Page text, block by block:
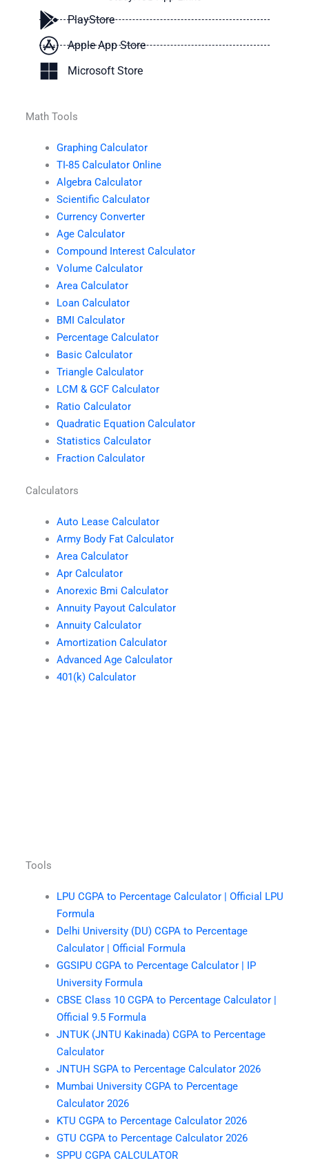
PlayStore
Apple App Store
Microsoft Store
Math Tools
Graphing Calculator
TI-85 Calculator Online
Algebra Calculator
Scientific Calculator
Currency Converter
Age Calculator
Compound Interest Calculator
Volume Calculator
Area Calculator
Loan Calculator
BMI Calculator
Percentage Calculator
Basic Calculator
Triangle Calculator
LCM & GCF Calculator
Ratio Calculator
Quadratic Equation Calculator
Statistics Calculator
Fraction Calculator
Calculators
Auto Lease Calculator
Army Body Fat Calculator
Area Calculator
Apr Calculator
Anorexic Bmi Calculator
Annuity Payout Calculator
Annuity Calculator
Amortization Calculator
Advanced Age Calculator
401(k) Calculator
Tools
LPU CGPA to Percentage Calculator | Official LPU
Formula
Delhi University (DU) CGPA to Percentage
Calculator | Official Formula
GGSIPU CGPA to Percentage Calculator | IP
University Formula
CBSE Class 10 CGPA to Percentage Calculator |
Official 9.5 Formula
JNTUK (JNTU Kakinada) CGPA to Percentage
Calculator
JNTUH SGPA to Percentage Calculator 2026
Mumbai University CGPA to Percentage
Calculator 2026
KTU CGPA to Percentage Calculator 2026
GTU CGPA to Percentage Calculator 2026
SPPU CGPA CALCULATOR